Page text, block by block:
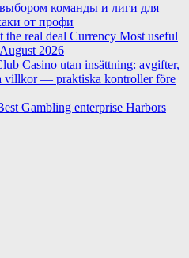
команды и лиги для
от профи
the real deal Currency Most useful
2026
Casino utan insättning: avgifter,
villkor — praktiska kontroller före
Gambling enterprise Harbors